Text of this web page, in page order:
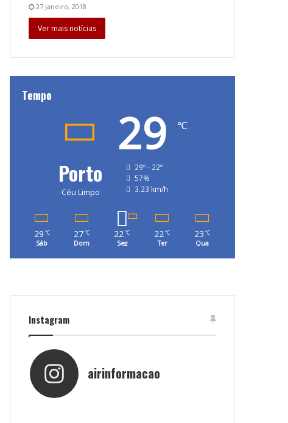
27 Janeiro, 2018
Ver mais notícias
Tempo
Porto
Céu Limpo
29 ℃
29º - 22º
57%
3.23 km/h
29 ℃
Sáb
27℃
Dom
22℃
Seg
22℃
Ter
23 ℃
Qua
Instagram
airinformacao